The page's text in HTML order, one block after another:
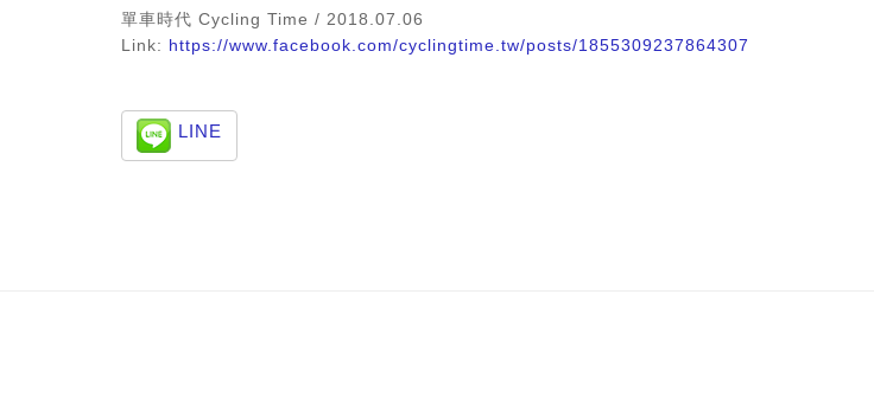
單車時代 Cycling Time / 2018.07.06
Link: https://www.facebook.com/cyclingtime.tw/posts/1855309237864307​
LINE